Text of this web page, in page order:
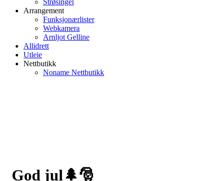
Strøsingel
Arrangement
Funksjonærlister
Webkamera
Arnljot Gelline
Allidrett
Utleie
Nettbutikk
Noname Nettbutikk
God jul🌲🎅